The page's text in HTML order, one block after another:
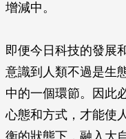
增減中。
即便今日科技的發展
意識到人類不過是生
中的一個環節。因此
心態和方式，才能使
衡的狀態下，融入大